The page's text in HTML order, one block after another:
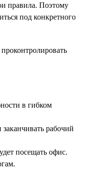
правила. Поэтому
под конкретного
в гибком
рабочий
посещать офис.